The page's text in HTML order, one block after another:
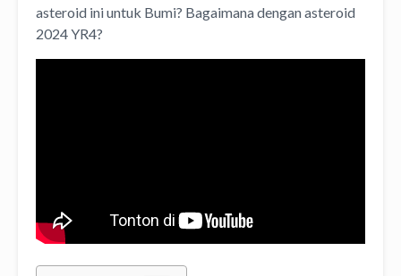
asteroid ini untuk Bumi? Bagaimana dengan asteroid
2024 YR4?